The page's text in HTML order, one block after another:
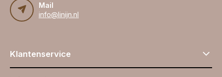
Mail
info@linijn.nl
Klantenservice